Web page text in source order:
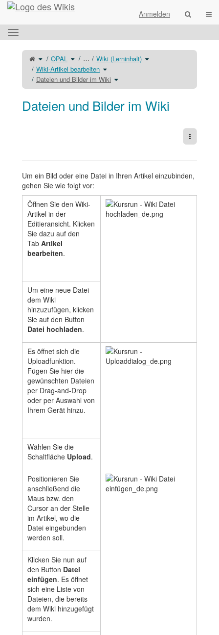
Startseite
Anmelden
Das
horizontale
Menü
umschalten.
Schalte
denübergeordneten
Baum
von
Dateien
und
Bilder
im
Wiki
um.
OPAL Schalte
denVerzeichnisbaum
unter
OPAL
um.
… Wiki (Lerninhalt) Schalte
den
Wiki-Artikel bearbeiten Schalte
den
unter
Wiki-
Artikel
bearbeiten
um.
Dateien und Bilder im Wiki Schalte
den
unter
Dateien
im
Wiki
um.
Dateien und Bilder im Wiki
Weitere
Um ein Bild oder eine Datei in Ihren Artikel einzubinden,
gehen Sie wie folgt vor:
Öffnen Sie den Wiki-
Artikel in der
Editieransicht. Klicken
Sie dazu auf den
TabArtikel
bearbeiten.
Um eine neue Datei
dem Wiki
hinzuzufügen, klicken
Sie auf den Button
Datei hochladen.
Es öffnet sich die
Uploadfunktion.
Fügen Sie hier die
gewünschten Dateien
per Drag-and-Drop
oder per Auswahl von
Ihrem Gerät hinzu.
Wählen Sie die
Schaltfläche Upload.
Positionieren Sie
anschließend die
Maus bzw. den
Cursor an der Stelle
im Artikel, wo die
Datei eingebunden
werden soll.
Klicken Sie nun auf
den Button Datei
einfügen. Es öffnet
sich eine Liste von
Dateien, die bereits
dem Wiki hinzugefügt
wurden.